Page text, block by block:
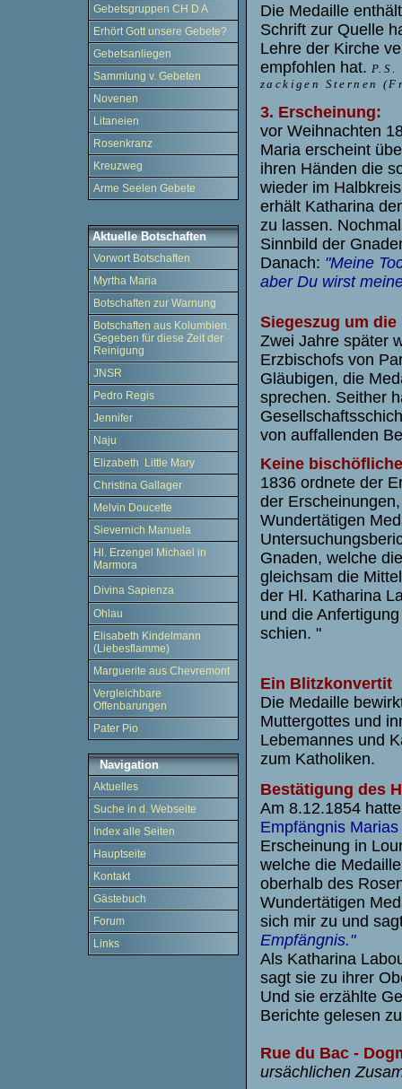
Gebetsgruppen CH D A
Erhört Gott unsere Gebete?
Gebetsanliegen
Sammlung v. Gebeten
Novenen
Litaneien
Rosenkranz
Kreuzweg
Arme Seelen Gebete
Aktuelle Botschaften
Vorwort Botschaften
Myrtha Maria
Botschaften zur Warnung
Botschaften aus Kolumbien.
Gegeben für diese Zeit der
Reinigung
JNSR
Pedro Regis
Jennifer
Naju
Elizabeth Little Mary
Christina Gallager
Melvin Doucette
Sievernich Manuela
Hl. Erzengel Michael in
Marmora
Divina Sapienza
Ohlau
Elisabeth Kindelmann
(Liebesflamme)
Marguerite aus Chevremont
Vergleichbare
Offenbarungen
Pater Pio
Navigation
Aktuelles
Suche in d. Webseite
Index alle Seiten
Hauptseite
Kontakt
Gästebuch
Forum
Links
Die Medaille
Schrift zur Quelle
Lehre der Kirche
empfohlen hat.
zackigen Sternen
3. Erscheinung:
vor Weihnachten
Maria erscheint
ihren Händen die
wieder im
erhält Katharina
zu lassen.
Sinnbild der
Danach: "Meine
aber Du wirst
Siegeszug um die
Zwei Jahre später
Erzbischofs von
Gläubigen, die
sprechen. Seither
von auffallenden
Keine
1836 ordnete der
der
Wundertätigen
Gnaden, welche
gleichsam die
der Hl. Katharina
und die
schien. "
Ein Blitzkonvertit
Die Medaille
Muttergottes und
Lebemannes und
zum Katholiken.
Bestätigung des
Am 8.12.1854
Empfängnis Marias
Erscheinung in
welche die
oberhalb des
Wundertätigen
sich mir zu und
Empfängnis."
Als Katharina
sagt sie zu ihrer
Und sie erzählte
Berichte gelesen
Rue du Bac -
ursächlichen